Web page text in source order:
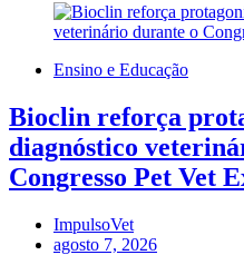
Ensino e Educação
Bioclin reforça
diagnóstico
Congresso Pet Vet
ImpulsoVet
agosto 7, 2026